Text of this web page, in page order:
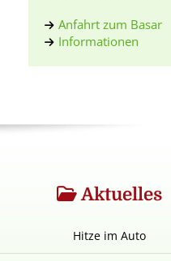
Anfahrt zum Basar
Informationen
Aktuelles
Hitze im Auto